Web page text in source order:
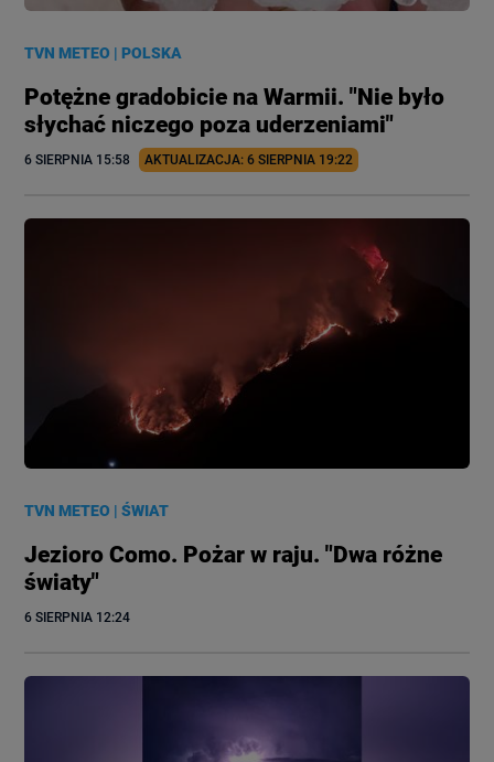
TVN METEO |POLSKA
Potężne gradobicie na Warmii. "Nie było
słychać niczego poza uderzeniami"
6 SIERPNIA 15:58 AKTUALIZACJA: 6 SIERPNIA 19:22
TVN METEO |ŚWIAT
Jezioro Como. Pożar w raju. "Dwa różne
światy"
6 SIERPNIA 12:24